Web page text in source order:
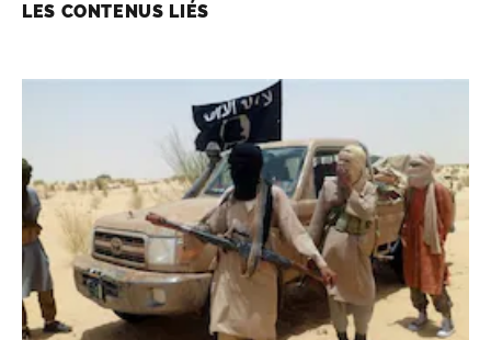
LES CONTENUS LIÉS